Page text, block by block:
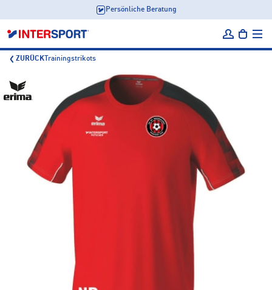
Persönliche Beratung
ZURÜCKTrainingstrikots